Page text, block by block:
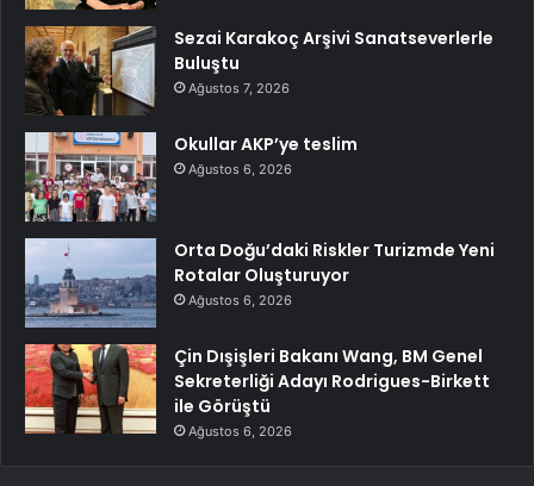
Sezai Karakoç Arşivi Sanatseverlerle
Buluştu
Ağustos 7, 2026
Okullar AKP’ye teslim
Ağustos 6, 2026
Orta Doğu’daki Riskler Turizmde Yeni
Rotalar Oluşturuyor
Ağustos 6, 2026
Çin Dışişleri Bakanı Wang, BM Genel
Sekreterliği Adayı Rodrigues-Birkett
ile Görüştü
Ağustos 6, 2026